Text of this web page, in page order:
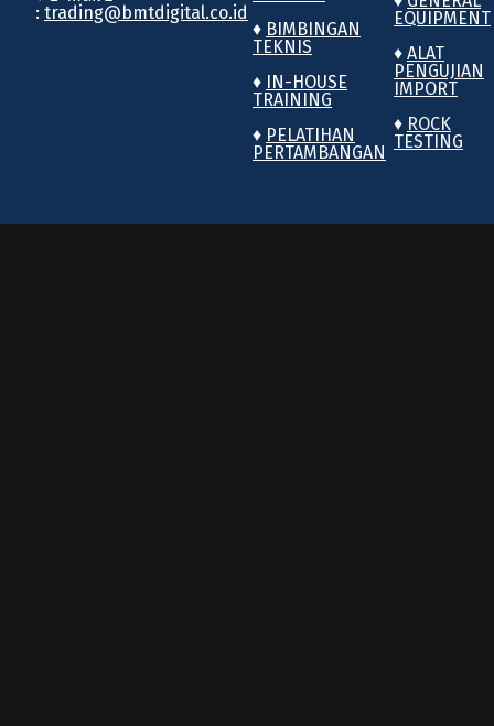
: trading@bmtdigital.co.id
♦ BIMBINGAN
TEKNIS
♦
IN-HOUSE
TRAINING
♦ PELATIHAN
PERTAMBANGAN
EQUIPMENT
♦ ALAT
PENGUJIAN
IMPORT
♦ ROCK
TESTING